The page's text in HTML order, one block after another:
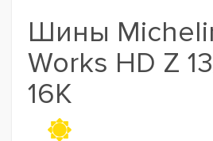
Шины
Works HD Z
16K